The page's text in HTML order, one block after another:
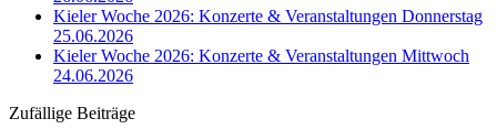
Kieler Woche 2026: Konzerte & Veranstaltungen Donnerstag
25.06.2026
Kieler Woche 2026: Konzerte & Veranstaltungen Mittwoch
24.06.2026
Zufällige Beiträge